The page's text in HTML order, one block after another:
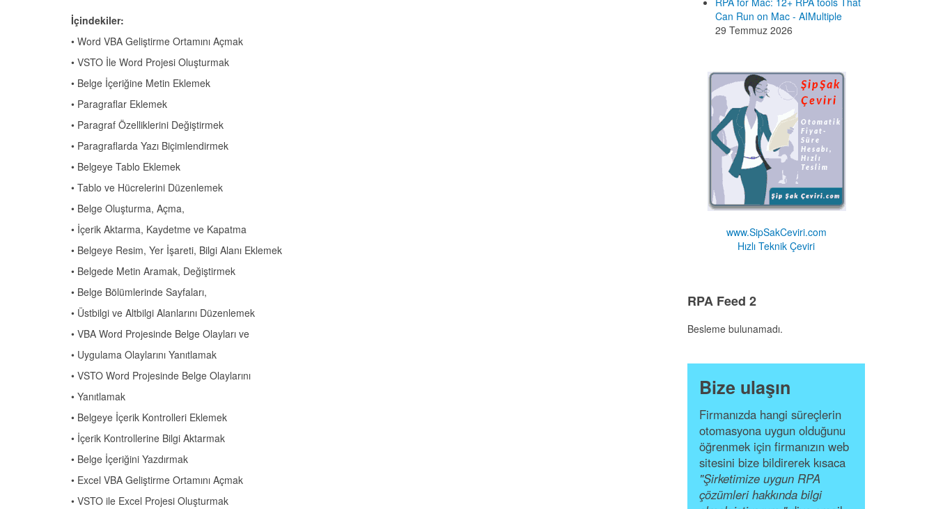
İçindekiler:
• Word VBA Geliştirme Ortamını Açmak
• VSTO İle Word Projesi Oluşturmak
• Belge İçeriğine Metin Eklemek
• Paragraflar Eklemek
• Paragraf Özelliklerini Değiştirmek
• Paragraflarda Yazı Biçimlendirmek
• Belgeye Tablo Eklemek
• Tablo ve Hücrelerini Düzenlemek
• Belge Oluşturma, Açma,
• İçerik Aktarma, Kaydetme ve Kapatma
• Belgeye Resim, Yer İşareti, Bilgi Alanı Eklemek
• Belgede Metin Aramak, Değiştirmek
• Belge Bölümlerinde Sayfaları,
• Üstbilgi ve Altbilgi Alanlarını Düzenlemek
• VBA Word Projesinde Belge Olayları ve
• Uygulama Olaylarını Yanıtlamak
• VSTO Word Projesinde Belge Olaylarını
• Yanıtlamak
• Belgeye İçerik Kontrolleri Eklemek
• İçerik Kontrollerine Bilgi Aktarmak
• Belge İçeriğini Yazdırmak
• Excel VBA Geliştirme Ortamını Açmak
• VSTO ile Excel Projesi Oluşturmak
Can Run on Mac - AIMultiple
29 Temmuz 2026
www.SipSakCeviri.com
Hızlı Teknik Çeviri
RPA Feed 2
Besleme bulunamadı.
Bize ulaşın
Firmanızda hangi süreçlerin
otomasyona uygun olduğunu
öğrenmek için firmanızın web
sitesini bize bildirerek kısaca
"Şirketimize uygun RPA
çözümleri hakkında bilgi